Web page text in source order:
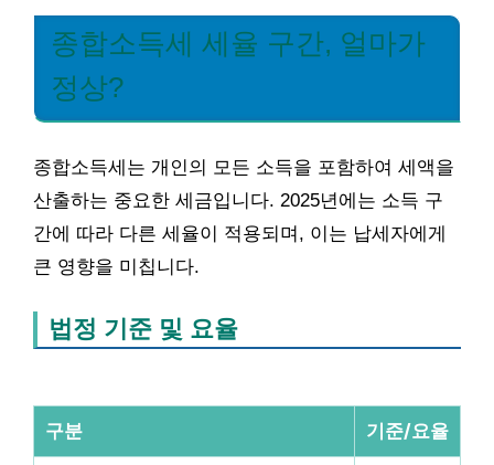
종합소득세 세율 구간, 얼마가
정상?
종합소득세는 개인의 모든 소득을 포함하여 세액을
산출하는 중요한 세금입니다. 2025년에는 소득 구
간에 따라 다른 세율이 적용되며, 이는 납세자에게
큰 영향을 미칩니다.
법정 기준 및 요율
구분 기준/요율